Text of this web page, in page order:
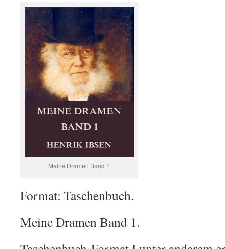
Meine Dramen Band 1
Format: Taschenbuch.
Meine Dramen Band 1.